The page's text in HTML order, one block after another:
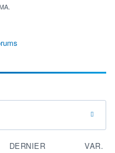
DERNIER VAR.